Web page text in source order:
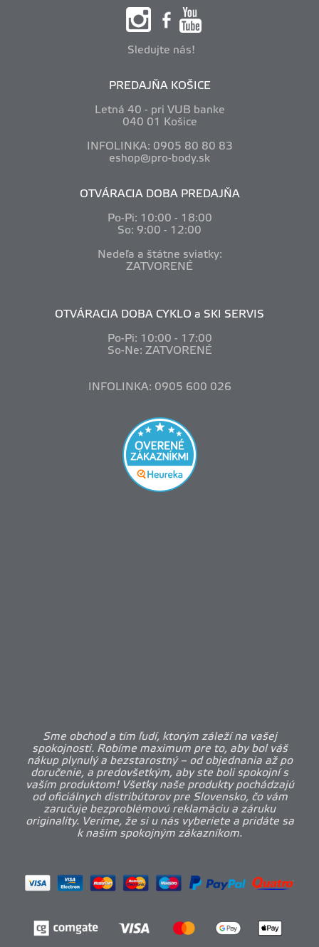
Sledujte nás!
PREDAJŇA KOŠICE
Letná 40 - pri VUB banke
040 01 Košice
INFOLINKA: 0905 80 80 83
eshop@pro-body.sk
OTVÁRACIA DOBA PREDAJŇA
Po-Pi: 10:00 - 18:00
So: 9:00 - 12:00
Nedeľa a štátne sviatky:
ZATVORENÉ
OTVÁRACIA DOBA CYKLO a SKI SERVIS
Po-Pi: 10:00 - 17:00
So-Ne: ZATVORENÉ
INFOLINKA: 0905 600 026
Sme obchod a tím ľudí, ktorým záleží na vašej
spokojnosti. Robíme maximum pre to, aby bol váš
nákup plynulý a bezstarostný – od objednania až po
doručenie, a predovšetkým, aby ste boli spokojní s
vaším produktom! Všetky naše produkty pochádzajú
od oficiálnych distribútorov pre Slovensko, čo vám
zaručuje bezproblémovú reklamáciu a záruku
originality. Veríme, že si u nás vyberiete a pridáte sa
k našim spokojným zákazníkom.